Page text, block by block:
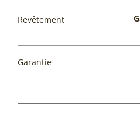
Revêtement
Garantie